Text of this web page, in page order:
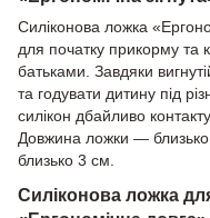
Силіконова ложка
для початку прикорму
батьками. Завдяки
та годувати дитину під
силікон дбайливо
Довжина ложки —
близько 3 см.
Силіконова ложка